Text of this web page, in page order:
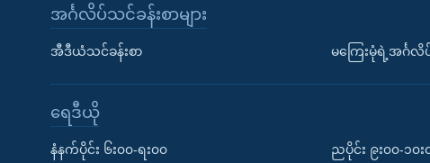
အင်္ဂလိပ်သင်ခန်းစာများ
အီဒီယံသင်ခန်းစာ မကြေးမုံရဲ့အင်္ဂလိ
ရေဒီယို
နံနက်ပိုင်း ၆း၀၀-ရး၀၀ ညပိုင်း ၉း၀၀-၁၀း